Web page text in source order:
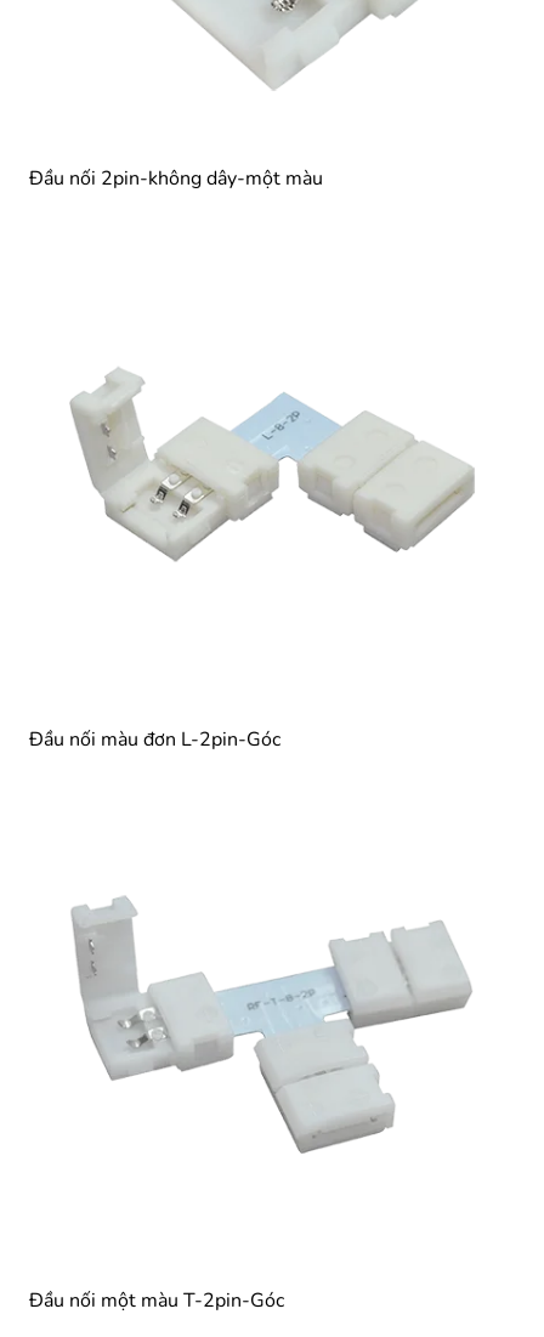
Đầu nối 2pin-không dây-một màu
Đầu nối màu đơn L-2pin-Góc
Đầu nối một màu T-2pin-Góc